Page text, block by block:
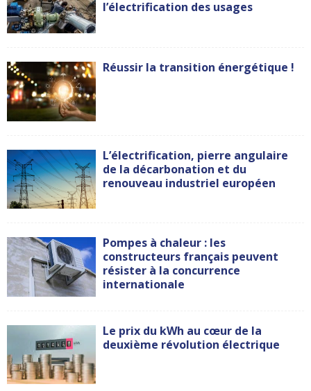
l’électrification des usages
Réussir la transition énergétique !
L’électrification, pierre angulaire
de la décarbonation et du
renouveau industriel européen
Pompes à chaleur : les
constructeurs français peuvent
résister à la concurrence
internationale
Le prix du kWh au cœur de la
deuxième révolution électrique